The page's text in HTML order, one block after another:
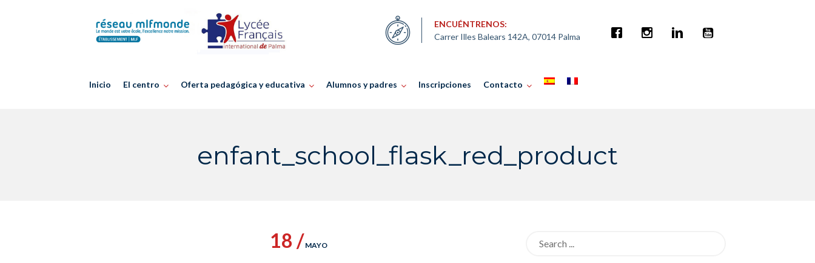
ENCUÉNTRENOS:
Carrer Illes Balears 142A, 07014 Palma
Inicio El centro Oferta pedagógica y educativa Alumnos y padres Inscripciones Contacto
enfant_school_flask_red_product
18 / MAYO